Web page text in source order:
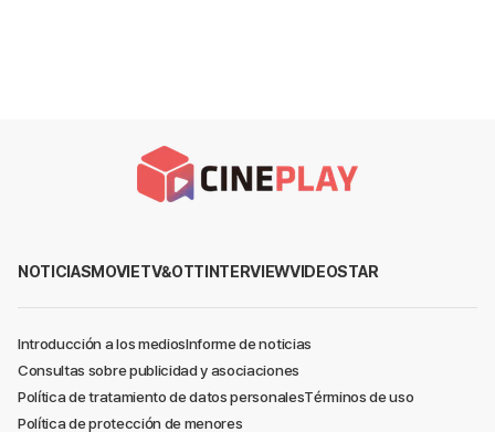
NOTICIASMOVIETV&OTT INTERVIEWVIDEOSTAR
Introducción a los mediosInforme de noticias
Consultas sobre publicidad y asociaciones
Política de tratamiento de datos personalesTérminos de uso
Política de protección de menores